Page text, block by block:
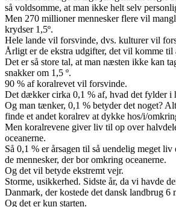
så voldsomme, at man ikke helt selv
Men 270 millioner mennesker flere vil
krydser 1,5º.
Hele lande vil forsvinde, dvs. kulturer vil
Årligt er de ekstra udgifter, det vil komme til
Det er så store tal, at man næsten ikke kan
snakker om 1,5 º.
90 % af koralrevet vil forsvinde.
Det dækker cirka 0,1 % af, hvad det fylder i
Og man tænker, 0,1 % betyder det noget?
finde et andet koralrev at dykke hos/i/
Men koralrevene giver liv til op over
oceanerne.
Så 0,1 % er årsagen til så uendelig meget
de mennesker, der bor omkring oceanerne.
Og det vil betyde ekstremt vejr.
Storme, usikkerhed. Sidste år, da vi havde
Danmark, der kostede det dansk landbrug 6
Og det er kun starten.